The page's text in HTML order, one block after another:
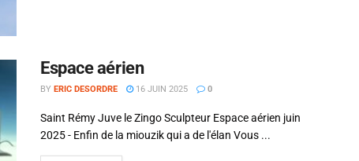
Espace aérien
BY ERIC DESORDRE 16 JUIN 2025 0
Saint Rémy Juve le Zingo Sculpteur Espace aérien juin
2025 - Enfin de la miouzik qui a de l'élan Vous ...